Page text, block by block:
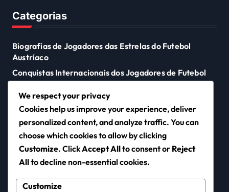
Categorias
Biografias de Jogadores das Estrelas do Futebol
Austríaco
Conquistas Internacionais dos Jogadores de Futebol
Austríacos
Destaques de Carreira dos Jogadores de Futebol
Austríacos
rts.pt
We respect your privacy
Cookies help us improve your experience, deliver
personalized content, and analyze traffic. You can
choose which cookies to allow by clicking
Customize. ClickAccept Allto consent or Reject
Allto decline non-essential cookies.
Customize